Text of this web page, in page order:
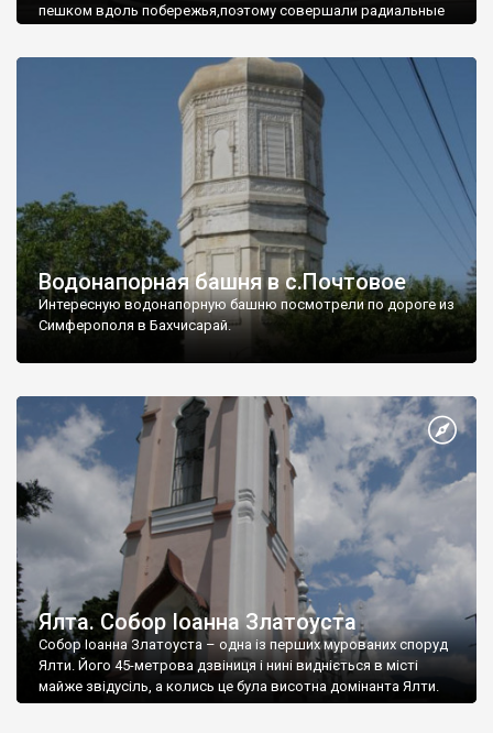
пешком вдоль побережья,поэтому совершали радиальные
Водонапорная башня в с.Почтовое
Интересную водонапорную башню посмотрели по дороге из
Симферополя в Бахчисарай.
Ялта. Собор Іоанна Златоуста
Собор Іоанна Златоуста – одна із перших мурованих споруд
Ялти. Його 45-метрова дзвіниця і нині видніється в місті
майже звідусіль, а колись це була висотна домінанта Ялти.